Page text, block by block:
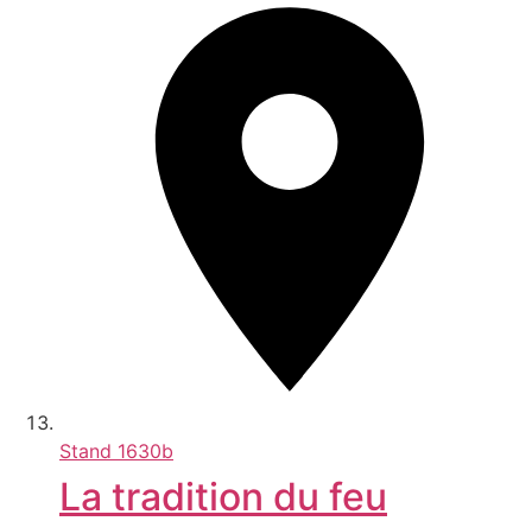
Stand 1630b
La tradition du feu